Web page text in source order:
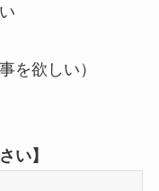
を欲しい）
い】